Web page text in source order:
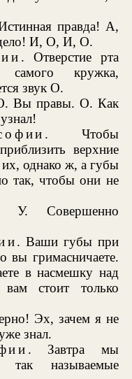
правда! А,
И, О, И, О.
. Отверстие рта
кружка,
звук О.
Вы правы. О. Как
. Чтобы
верхние
однако ж, а губы
так, чтобы они не
Совершенно
. Ваши губы при
вы гримасничаете.
в насмешку над
стоит только
Эх, зачем я не
знал.
. Завтра мы
так называемые